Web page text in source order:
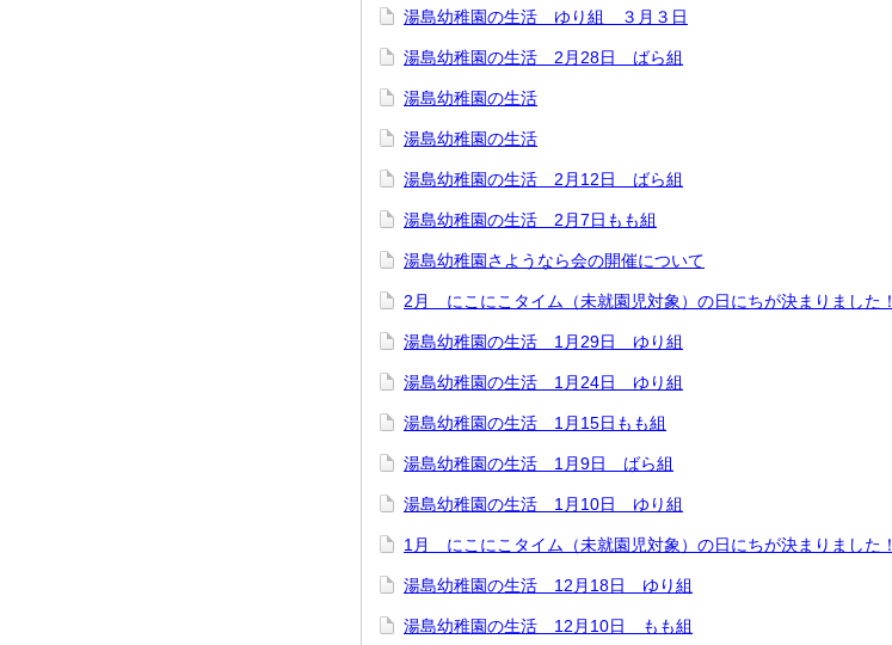
湯島幼稚園の生活 ゆり組 ３月３日
湯島幼稚園の生活 2月28日 ばら組
湯島幼稚園の生活
湯島幼稚園の生活
湯島幼稚園の生活 2月12日 ばら組
湯島幼稚園の生活 2月7日もも組
湯島幼稚園さようなら会の開催について
2月 にこにこタイム（未就園児対象）の日にちが決まりました！
湯島幼稚園の生活 1月29日 ゆり組
湯島幼稚園の生活 1月24日 ゆり組
湯島幼稚園の生活 1月15日もも組
湯島幼稚園の生活 1月9日 ばら組
湯島幼稚園の生活 1月10日 ゆり組
1月 にこにこタイム（未就園児対象）の日にちが決まりました！
湯島幼稚園の生活 12月18日 ゆり組
湯島幼稚園の生活 12月10日 もも組